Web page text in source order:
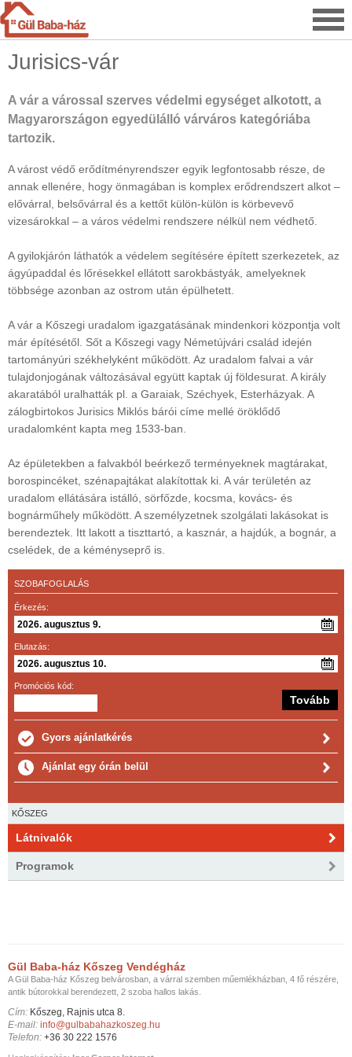
Jurisics-vár
A vár a várossal szerves védelmi egységet alkotott, a
Magyarországon egyedülálló várváros kategóriába
tartozik.
A várost védő erődítményrendszer egyik legfontosabb része, de
annak ellenére, hogy önmagában is komplex erődrendszert alkot –
elővárral, belsővárral és a kettőt külön-külön is körbevevő
vizesárokkal – a város védelmi rendszere nélkül nem védhető.
A gyilokjárón láthatók a védelem segítésére épített szerkezetek, az
ágyúpaddal és lőrésekkel ellátott sarokbástyák, amelyeknek
többsége azonban az ostrom után épülhetett.
A vár a Kőszegi uradalom igazgatásának mindenkori központja volt
már építésétől. Sőt a Kőszegi vagy Németújvári család idején
tartományúri székhelyként működött. Az uradalom falvai a vár
tulajdonjogának változásával együtt kaptak új földesurat. A király
akaratából uralhatták pl. a Garaiak, Széchyek, Esterházyak. A
zálogbirtokos Jurisics Miklós bárói címe mellé öröklődő
uradalomként kapta meg 1533-ban.
Az épületekben a falvakból beérkező terményeknek magtárakat,
borospincéket, szénapajtákat alakítottak ki. A vár területén az
uradalom ellátására istálló, sörfőzde, kocsma, kovács- és
bognárműhely működött. A személyzetnek szolgálati lakásokat is
berendeztek. Itt lakott a tiszttartó, a kasznár, a hajdúk, a bognár, a
cselédek, de a kéményseprő is.
SZOBAFOGLALÁS
Érkezés:
Elutazás:
Promóciós kód:
Gyors ajánlatkérés
Ajánlat egy órán belül
KŐSZEG
Látnivalók
Programok
Gül Baba-ház Kőszeg Vendégház
A Gül Baba-ház Kőszeg belvárosban, a várral szemben műemlékházban, 4 fő részére,
antik bútorokkal berendezett, 2 szoba hallos lakás.
Cím: Kőszeg, Rajnis utca 8.
E-mail: info@gulbabahazkoszeg.hu
Telefon: +36 30 222 1576